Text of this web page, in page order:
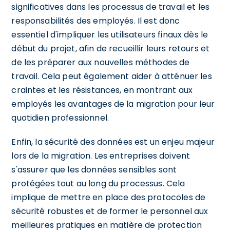
significatives dans les processus de travail et les
responsabilités des employés. Il est donc
essentiel d'impliquer les utilisateurs finaux dès le
début du projet, afin de recueillir leurs retours et
de les préparer aux nouvelles méthodes de
travail. Cela peut également aider à atténuer les
craintes et les résistances, en montrant aux
employés les avantages de la migration pour leur
quotidien professionnel.
Enfin, la sécurité des données est un enjeu majeur
lors de la migration. Les entreprises doivent
s'assurer que les données sensibles sont
protégées tout au long du processus. Cela
implique de mettre en place des protocoles de
sécurité robustes et de former le personnel aux
meilleures pratiques en matière de protection